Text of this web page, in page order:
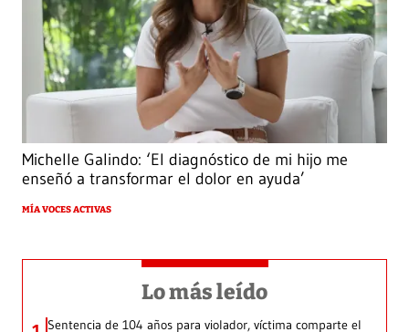
Michelle Galindo: ‘El diagnóstico de mi hijo me
enseñó a transformar el dolor en ayuda’
MÍA VOCES ACTIVAS
Lo más leído
Sentencia de 104 años para violador, víctima comparte el